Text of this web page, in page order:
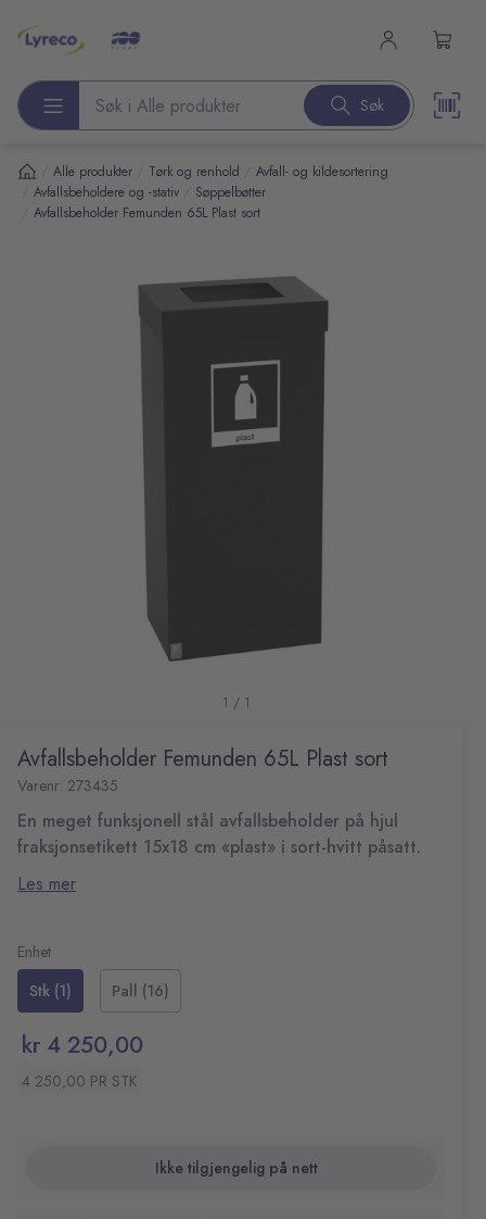
Søk etter produkter Søk
Alle produkter Tørk og renhold Avfall- og kildesortering
Avfallsbeholdere og -stativ Søppelbøtter
Avfallsbeholder Femunden 65L Plast sort
1 / 1
Avfallsbeholder Femunden 65L Plast sort
Varenr: 273435
En meget funksjonell stål avfallsbeholder på hjul
fraksjonsetikett 15x18 cm «plast» i sort-hvitt påsatt.
Topp med redusert innkast. Både beholder og topp er
lakkert i ekstra sliteterk Saharalakk RAL7021. Kobles oftes
eller uten braketter. Beholderen er meget funskjonell med
hjul og innvendig plastbakke.
Les mer
Enhet
Stk (1)
Pall (16)
kr 4 250,00
4 250,00 PR STK
Ikke tilgjengelig på nett